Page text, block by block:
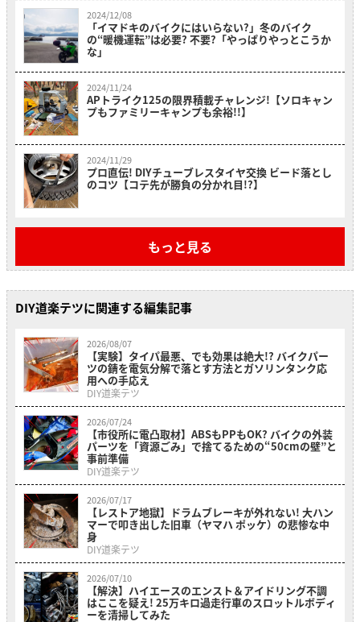
2024/12/08
「イマドキのバイクにはいらない?」冬のバイク
の“暖機運転”は必要? 不要?「やっぱりやっとこうか
な」
2024/11/24
APトライク125の限界積載チャレンジ!【ソロキャン
プもファミリーキャンプも余裕!!】
2024/11/29
プロ直伝! DIYチューブレスタイヤ交換 ビード落とし
のコツ【コテ先が勝負の分かれ目!?】
もっと見る
DIY道楽テツに関連する編集記事
2026/08/07
【実験】タイパ最悪、でも効果は絶大!? バイクパー
ツの錆を電気分解で落とす方法とガソリンタンク応
用への手応え
DIY道楽テツ
2026/07/24
【市役所に電凸取材】ABSもPPもOK? バイクの外装
パーツを「資源ごみ」で捨てるための“50cmの壁”と
事前準備
DIY道楽テツ
2026/07/17
【レストア地獄】ドラムブレーキが外れない! 大ハン
マーで叩き出した旧車（ヤマハ ポッケ）の悲惨な中
身
DIY道楽テツ
2026/07/10
【解決】ハイエースのエンスト＆アイドリング不調
はここを疑え! 25万キロ過走行車のスロットルボディ
ーを清掃してみた